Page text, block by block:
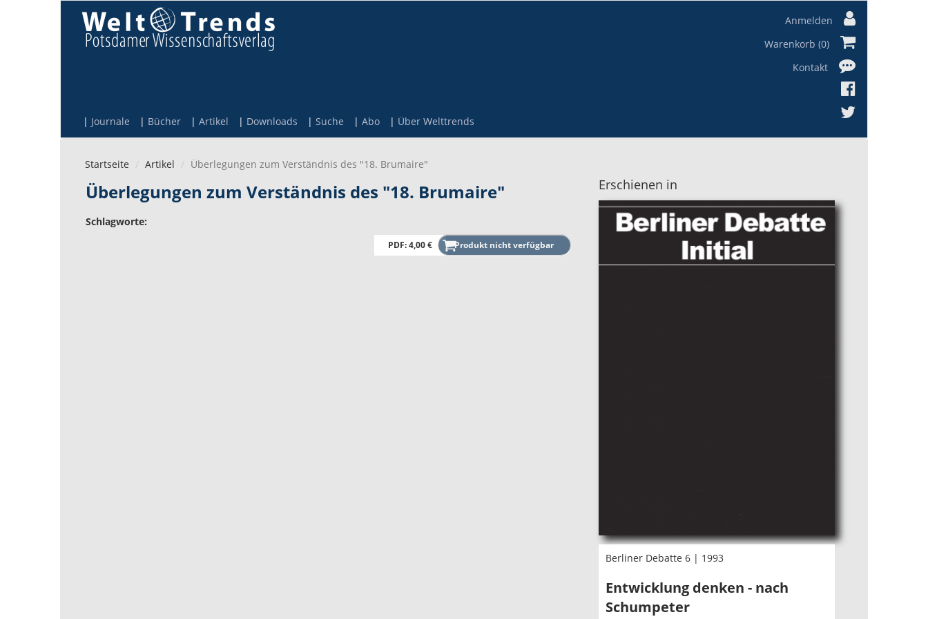
Journale Bücher Artikel Downloads Suche Abo Über Welttrends
Anmelden
Warenkorb (0)
Kontakt
Startseite Artikel Überlegungen zum Verständnis des "18. Brumaire"
Überlegungen zum Verständnis des "18. Brumaire"
Schlagworte:
PDF: 4,00 €
Erschienen in
Berliner Debatte 6 | 1993
Entwicklung denken - nach
Schumpeter